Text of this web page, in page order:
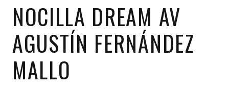
NOCILLA DREAM AV
AGUSTÍN FERNÁNDEZ
MALLO